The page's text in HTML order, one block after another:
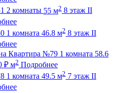
2 комнаты 55 м2 8 этаж II
1 комната 46.8 м2 8 этаж II
Квартира №79 1 комната 58.6
₽ м2 Подробнее
1 комната 49.5 м2 7 этаж II